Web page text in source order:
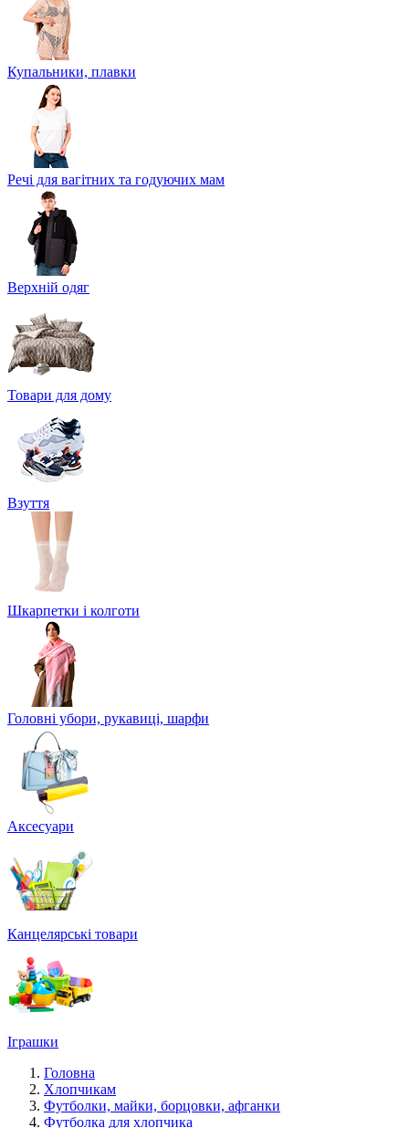
Купальники, плавки
Речі для вагітних та годуючих мам
Верхній одяг
Товари для дому
Взуття
Шкарпетки і колготи
Головні убори, рукавиці, шарфи
Аксесуари
Канцелярські товари
Іграшки
Головна
Хлопчикам
Футболки, майки, борцовки, афганки
Футболка для хлопчика